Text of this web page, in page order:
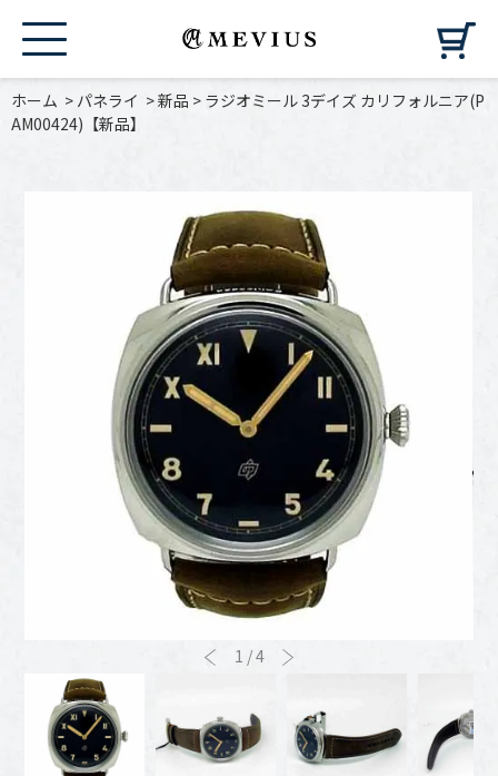
ホーム > パネライ >新品 > ラジオミール 3デイズ カリフォルニア(P
AM00424)【新品】
1 /4